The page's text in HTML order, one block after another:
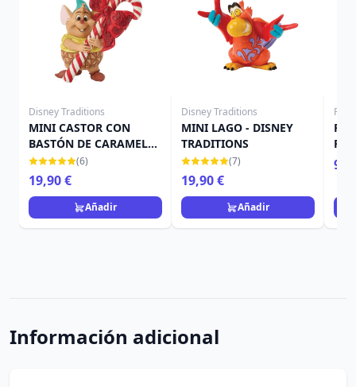
Disney Traditions
MINI CASTOR CON
BASTÓN DE CARAMELO
- DISNEY TRADITIONS
(6)
19,90 €
Añadir
Disney Traditions
MINI LAGO - DISNEY
TRADITIONS
(7)
19,90 €
Añadir
Información adicional